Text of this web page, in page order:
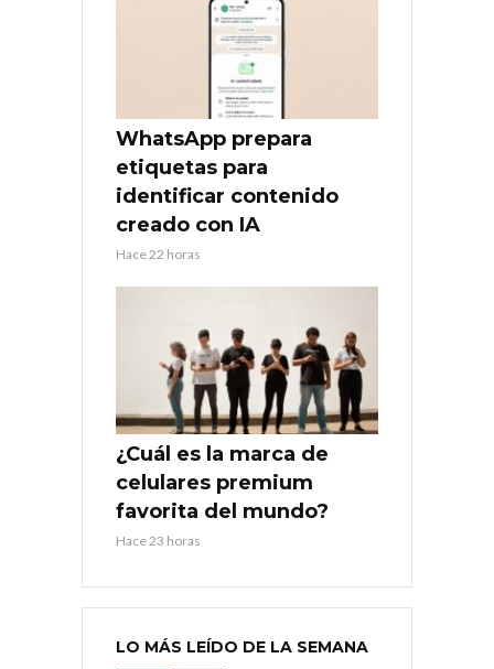
WhatsApp prepara
etiquetas para
identificar contenido
creado con IA
Hace 22 horas
¿Cuál es la marca de
celulares premium
favorita del mundo?
Hace 23 horas
LO MÁS LEÍDO DE LA SEMANA